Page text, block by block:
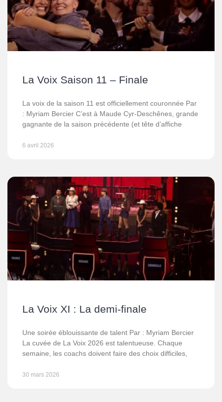
La Voix Saison 11 – Finale
La voix de la saison 11 est officiellement couronnée Par
: Myriam Bercier C’est à Maude Cyr-Deschênes, grande
gagnante de la saison précédente (et tête d’affiche
6 avril 2026
La Voix XI : La demi-finale
Une soirée éblouissante de talent Par : Myriam Bercier
La cuvée de La Voix 2026 est talentueuse. Chaque
semaine, les coachs doivent faire des choix difficiles,
30 mars 2026